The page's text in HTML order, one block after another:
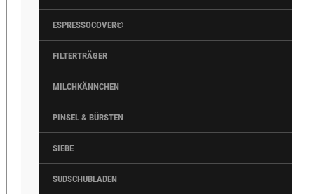
ESPRESSOCOVER®
FILTERTRÄGER
MILCHKÄNNCHEN
PINSEL & BÜRSTEN
SIEBE
SUDSCHUBLADEN